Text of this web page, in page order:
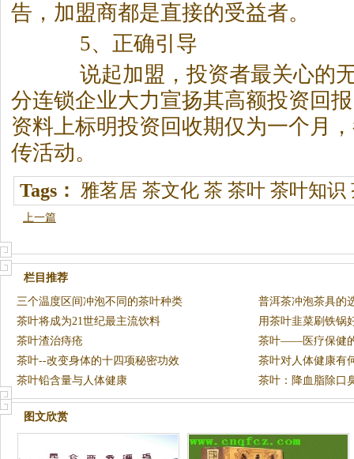
告，加盟商都是直接的受益者。
5、正确引导
说起加盟，投资者最关心的无
分连锁企业大力宣扬其高额投资回
资料上标明投资回收期仅为一个月
传活动。
Tags： 雅茗居 茶文化 茶 茶叶 茶叶知识
上一篇
栏目推荐
三个温度区间冲泡不同的茶叶种类
普洱茶冲泡茶具的
茶叶将成为21世纪最主流饮料
用茶叶韭菜刷铁锅
茶叶渣治痔疮
茶叶——医疗保健
茶叶--改变身体的十四项秘密功效
茶叶对人体健康有
茶叶铅含量与人体健康
茶叶：降血脂除口
图文欣赏